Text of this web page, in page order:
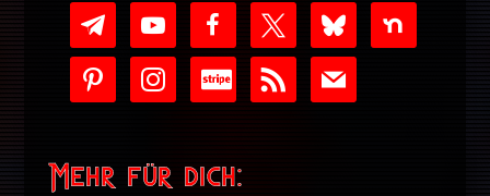
telegram
youtube-
play
facebook bluesky nextdoor
pinterest instagramcc-
stripe
rss mail
Mehr für dich: